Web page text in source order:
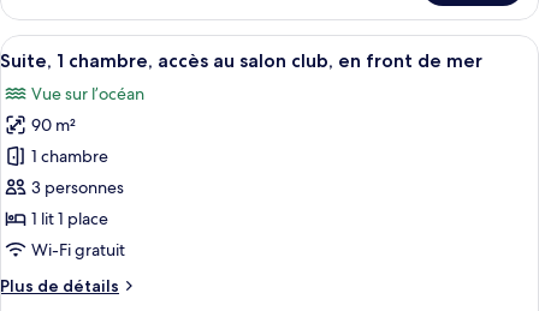
très
grand
lit,
vue
jardin
le
type
de
Chambre
Classique,
très
grand
lit,
vue
jardin
Afficher
toutes
les
photos
pour
ce
type
de
chambre :
Suite,
Un balcon avec une table préparée
11
Suite, 1 chambre, accès au salon club, en front de mer
Vue sur l’océan
90 m²
1 chambre
3 personnes
1 lit 1 place
Wi-Fi gratuit
Plus de détails
Plus